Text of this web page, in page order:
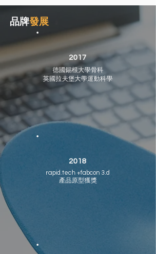
​品牌發展
2017
德國錫根大學骨科
英國拉夫堡大學運動科學
2018
rapid.tech +fabcon 3.d
產品原型獲獎